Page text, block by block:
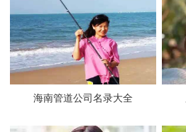
海南管道公司名录大全